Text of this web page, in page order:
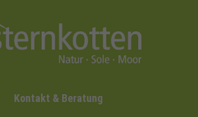
Kontakt & Beratung